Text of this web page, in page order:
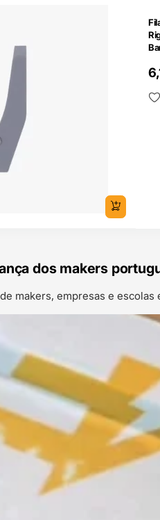
dos makers
makers, empresas e escolas